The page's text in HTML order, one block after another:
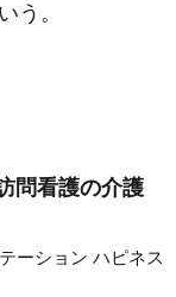
う。
問看護の介護
ーション ハピネス